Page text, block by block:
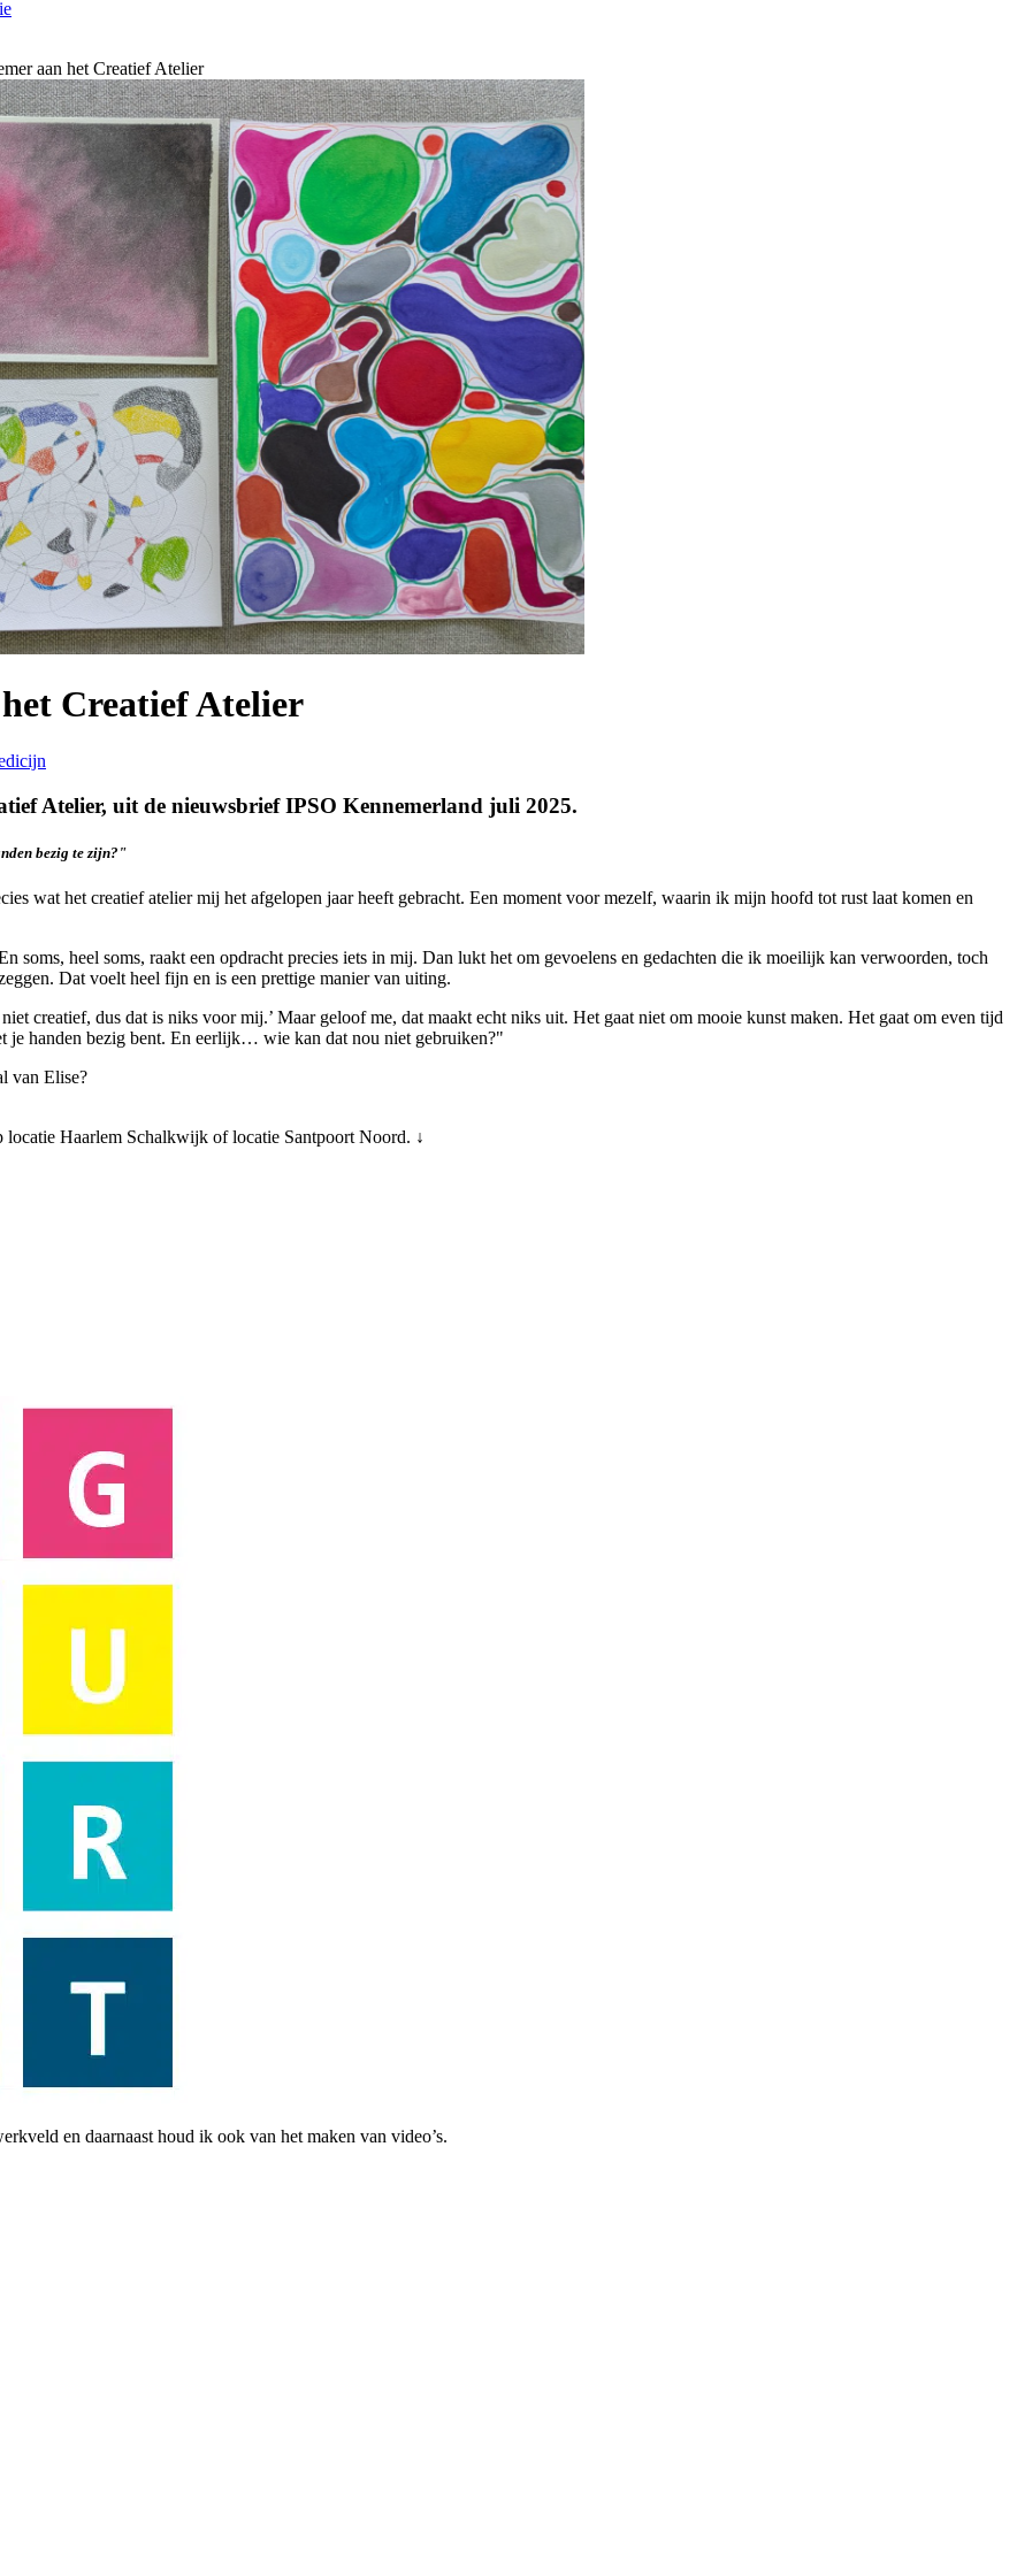
aan het Creatief Atelier
Creatief Atelier
Atelier, uit de nieuwsbrief IPSO Kennemerland juli 2025.
bezig te zijn?"
wat het creatief atelier mij het afgelopen jaar heeft gebracht. Een moment voor mezelf, waarin ik mijn hoofd tot rust laat komen en
soms, heel soms, raakt een opdracht precies iets in mij. Dan lukt het om gevoelens en gedachten die ik moeilijk kan verwoorden, toch
Dat voelt heel fijn en is een prettige manier van uiting.
creatief, dus dat is niks voor mij.’ Maar geloof me, dat maakt echt niks uit. Het gaat niet om mooie kunst maken. Het gaat om even tijd
je handen bezig bent. En eerlijk… wie kan dat nou niet gebruiken?"
van Elise?
locatie Haarlem Schalkwijk of locatie Santpoort Noord. ↓
en daarnaast houd ik ook van het maken van video’s.